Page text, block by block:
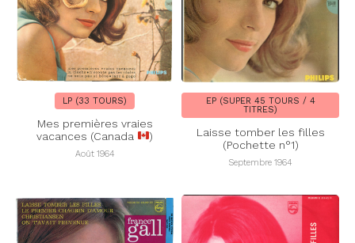
LP (33 TOURS)
Mes premières vraies
vacances (Canada
)
Août 1964
EP (SUPER 45 TOURS / 4
TITRES)
Laisse tomber les filles
(Pochette n°1)
Septembre 1964